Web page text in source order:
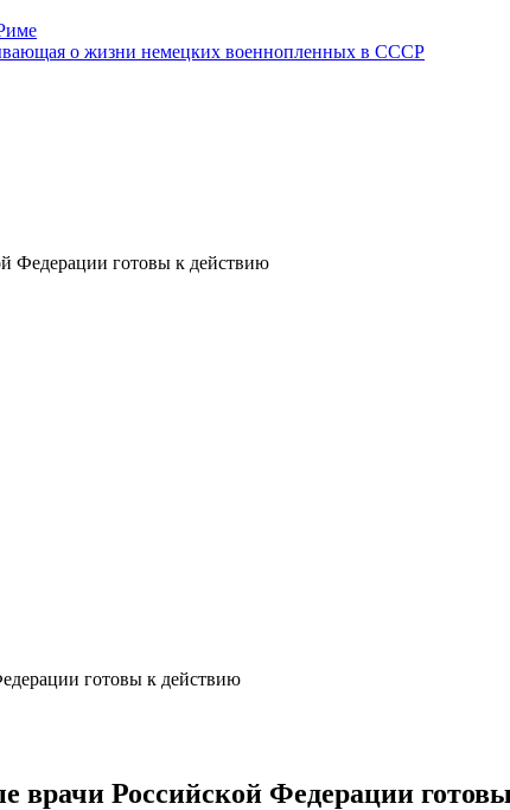
о жизни немецких военнопленных в СССР
Федерации готовы к действию
врачи Российской Федерации